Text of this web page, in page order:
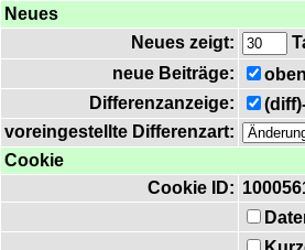
Neues
Neues zeigt:
neue Beiträge:
Differenzanzeige:
voreingestellte Differenzart:
Cookie
Cookie ID: